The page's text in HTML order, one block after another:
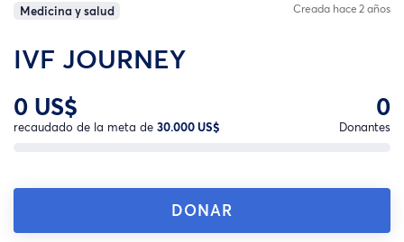
Medicina y salud Creada hace 2 años
IVF JOURNEY
0 US$
recaudado de la meta de 30.000 US$
0
Donantes
DONAR